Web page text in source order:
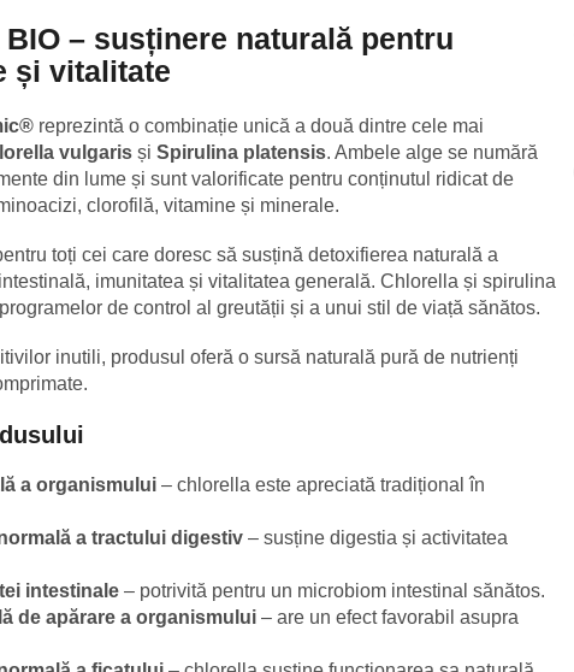
– susținere naturală pentru
și vitalitate
reprezintă o combinație unică a două dintre cele mai
vulgaris și Spirulina platensis. Ambele alge se numără
din lume și sunt valorificate pentru conținutul ridicat de
clorofilă, vitamine și minerale.
toți cei care doresc să susțină detoxifierea naturală a
imunitatea și vitalitatea generală. Chlorella și spirulina
de control al greutății și a unui stil de viață sănătos.
inutili, produsul oferă o sursă naturală pură de nutrienți
a organismului – chlorella este apreciată tradițional în
a tractului digestiv – susține digestia și activitatea
intestinale – potrivită pentru un microbiom intestinal sănătos.
de apărare a organismului – are un efect favorabil asupra